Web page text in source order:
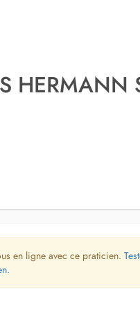
HERMANN
en ligne avec ce praticien.